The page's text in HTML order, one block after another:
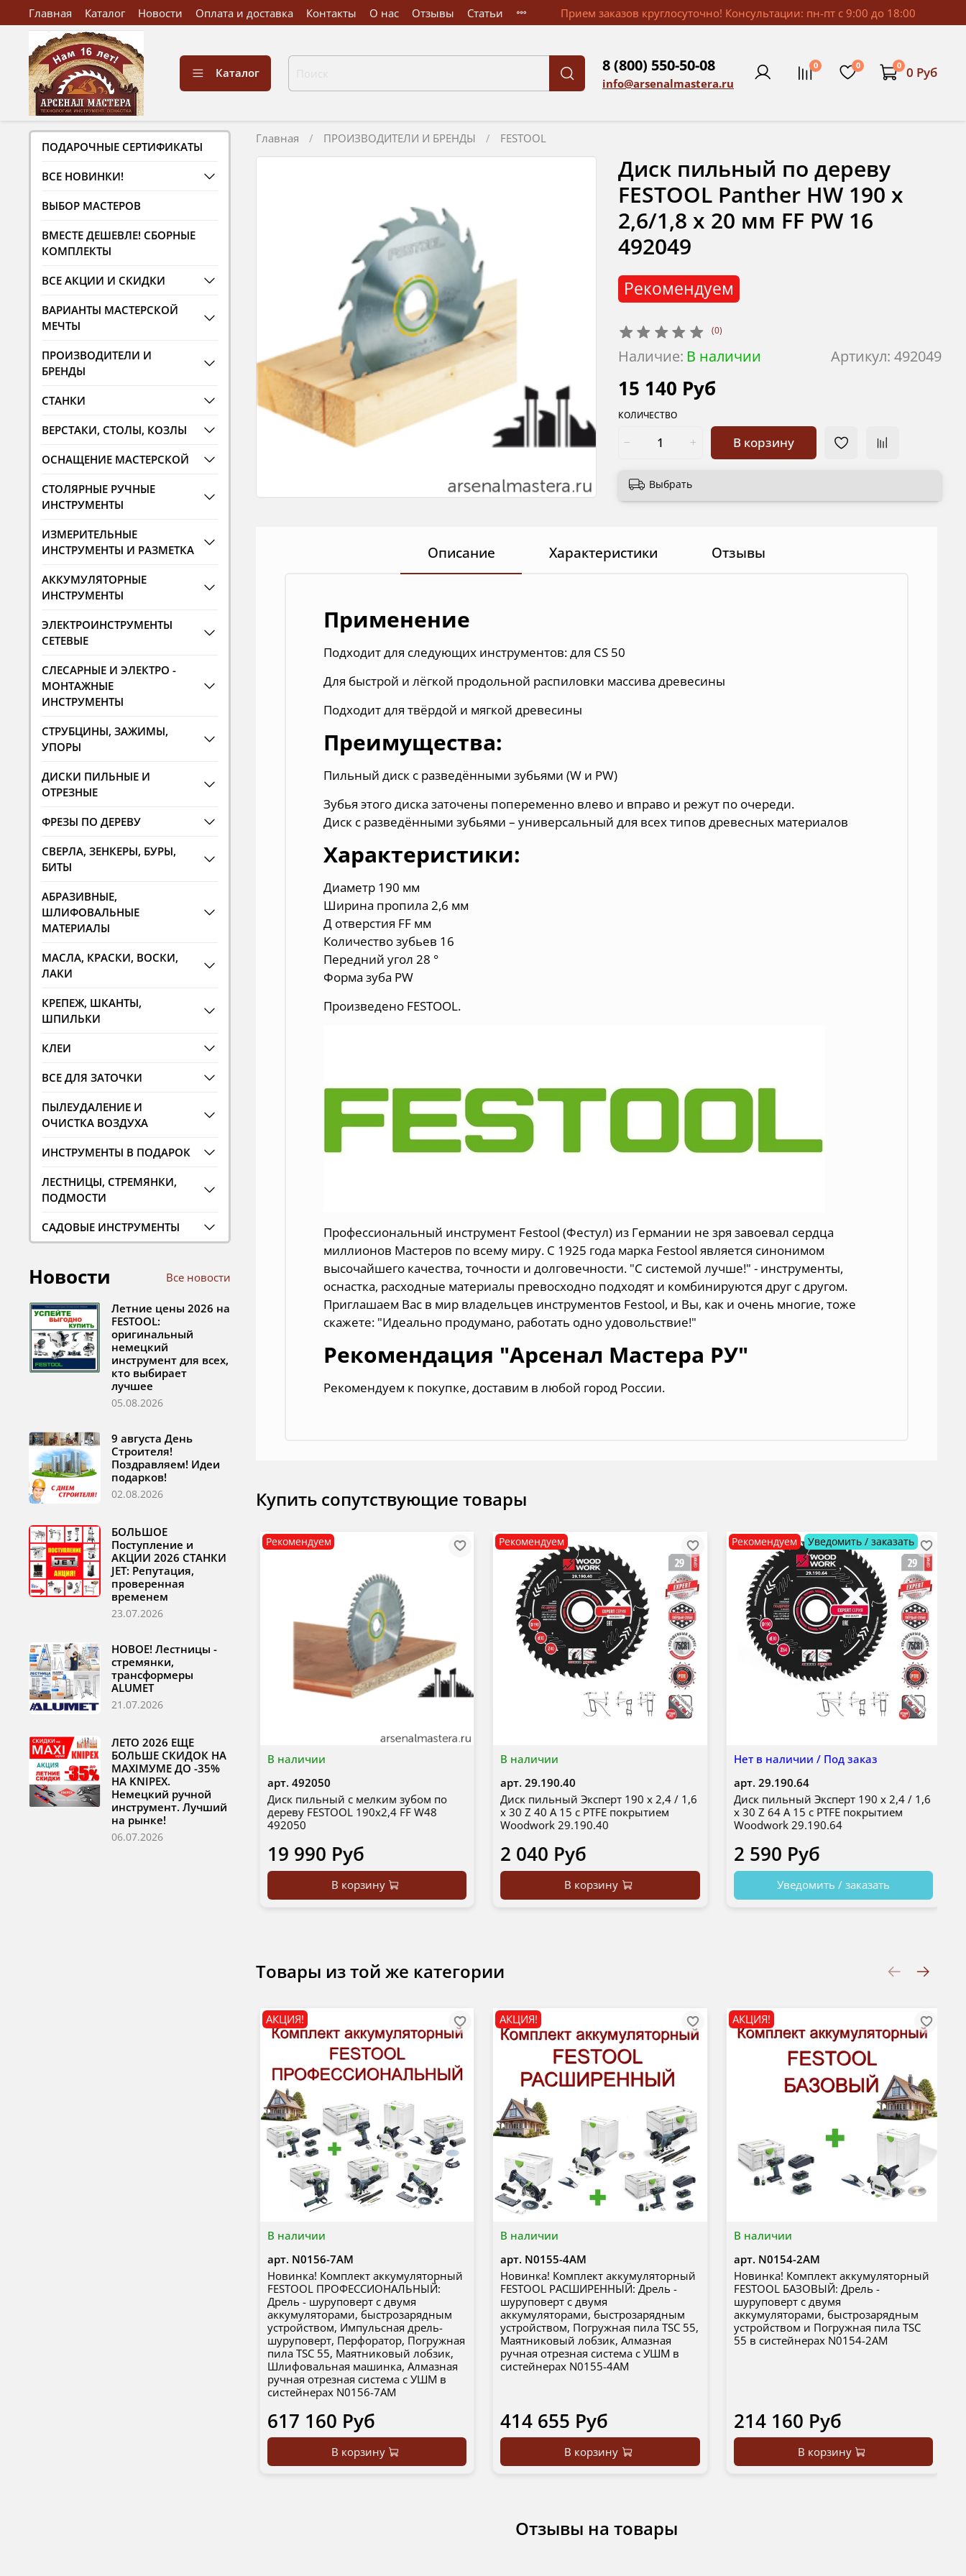
Главная Каталог Новости Оплата и доставка Контакты О нас Отзывы Статьи Прием заказов круглосуточно! Консультации: пн-пт с 9:00 до 18:00
Каталог 8 (800) 550-50-08
info@arsenalmastera.ru
0 0 0 0 Руб
Главная ПРОИЗВОДИТЕЛИ И БРЕНДЫ FESTOOL
(0)
Артикул: 492049
Наличие: В наличии
Рекомендуем
Диск пильный по дереву
FESTOOL Panther HW 190 x
2,6/1,8 x 20 мм FF PW 16
492049
15 140 Руб
КОЛИЧЕСТВО
В корзину
Выбрать
Описание Характеристики Отзывы
Применение
Подходит для следующих инструментов: для CS 50
Для быстрой и лёгкой продольной распиловки массива древесины
Подходит для твёрдой и мягкой древесины
Преимущества:
Пильный диск с разведёнными зубьями (W и PW)
Зубья этого диска заточены попеременно влево и вправо и режут по очереди.
Диск с разведёнными зубьями – универсальный для всех типов древесных материалов
Характеристики:
Диаметр 190 мм
Ширина пропила 2,6 мм
Д отверстия FF мм
Количество зубьев 16
Передний угол 28 °
Форма зуба PW
Произведено FESTOOL.
Профессиональный инструмент Festool (Фестул) из Германии не зря завоевал сердца
миллионов Мастеров по всему миру. С 1925 года марка Festool является синонимом
высочайшего качества, точности и долговечности. "С системой лучше!" - инструменты,
оснастка, расходные материалы превосходно подходят и комбинируются друг с другом.
Приглашаем Вас в мир владельцев инструментов Festool, и Вы, как и очень многие, тоже
скажете: "Идеально продумано, работать одно удовольствие!"
Рекомендация "Арсенал Мастера РУ"
Рекомендуем к покупке, доставим в любой город России.
Купить сопутствующие товары
В наличии
Рекомендуем
арт. 492050
Диск пильный с мелким зубом по
дереву FESTOOL 190x2,4 FF W48
492050
19 990 Руб
В корзину
В наличии
Рекомендуем
арт.29.190.40
Диск пильный Эксперт 190 x 2,4 / 1,6
x 30 Z 40 A 15 с PTFE покрытием
Woodwork 29.190.40
2 040 Руб
В корзину
Нет в наличии / Под заказ
Рекомендуем Уведомить / заказать
арт. 29.190.64
Диск пильный Эксперт 190 x 2,4 / 1,6
x 30 Z 64 A 15 с PTFE покрытием
Woodwork 29.190.64
2 590 Руб
Уведомить / заказать
Товары из той же категории
В наличии
АКЦИЯ!
арт. N0156-7AM
Новинка! Комплект аккумуляторный
FESTOOL ПРОФЕССИОНАЛЬНЫЙ:
Дрель - шуруповерт с двумя
аккумуляторами, быстрозарядным
устройством, Импульсная дрель-
шуруповерт, Перфоратор, Погружная
пила TSC 55, Маятниковый лобзик,
Шлифовальная машинка, Алмазная
ручная отрезная система с УШМ в
систейнерах N0156-7AM
617 160 Руб
В корзину
В наличии
АКЦИЯ!
арт. N0155-4AM
Новинка! Комплект аккумуляторный
FESTOOL РАСШИРЕННЫЙ: Дрель -
шуруповерт с двумя
аккумуляторами, быстрозарядным
устройством, Погружная пила TSC 55,
Маятниковый лобзик, Алмазная
ручная отрезная система с УШМ в
систейнерах N0155-4AM
414 655 Руб
В корзину
В наличии
АКЦИЯ!
арт. N0154-2AM
Новинка! Комплект аккумуляторный
FESTOOL БАЗОВЫЙ: Дрель -
шуруповерт с двумя
аккумуляторами, быстрозарядным
устройством и Погружная пила TSC
55 в систейнерах N0154-2AM
214 160 Руб
В корзину
Отзывы на товары
ПОДАРОЧНЫЕ СЕРТИФИКАТЫ
ВСЕ НОВИНКИ!
ВЫБОР МАСТЕРОВ
ВМЕСТЕ ДЕШЕВЛЕ! СБОРНЫЕ
КОМПЛЕКТЫ
ВСЕ АКЦИИ И СКИДКИ
ВАРИАНТЫ МАСТЕРСКОЙ
МЕЧТЫ
ПРОИЗВОДИТЕЛИ И
БРЕНДЫ
СТАНКИ
ВЕРСТАКИ, СТОЛЫ, КОЗЛЫ
ОСНАЩЕНИЕ МАСТЕРСКОЙ
СТОЛЯРНЫЕ РУЧНЫЕ
ИНСТРУМЕНТЫ
ИЗМЕРИТЕЛЬНЫЕ
ИНСТРУМЕНТЫ И РАЗМЕТКА
АККУМУЛЯТОРНЫЕ
ИНСТРУМЕНТЫ
ЭЛЕКТРОИНСТРУМЕНТЫ
СЕТЕВЫЕ
СЛЕСАРНЫЕ И ЭЛЕКТРО -
МОНТАЖНЫЕ
ИНСТРУМЕНТЫ
СТРУБЦИНЫ, ЗАЖИМЫ,
УПОРЫ
ДИСКИ ПИЛЬНЫЕ И
ОТРЕЗНЫЕ
ФРЕЗЫ ПО ДЕРЕВУ
СВЕРЛА, ЗЕНКЕРЫ, БУРЫ,
БИТЫ
АБРАЗИВНЫЕ,
ШЛИФОВАЛЬНЫЕ
МАТЕРИАЛЫ
МАСЛА, КРАСКИ, ВОСКИ,
ЛАКИ
КРЕПЕЖ, ШКАНТЫ,
ШПИЛЬКИ
КЛЕИ
ВСЕ ДЛЯ ЗАТОЧКИ
ПЫЛЕУДАЛЕНИЕ И
ОЧИСТКА ВОЗДУХА
ИНСТРУМЕНТЫ В ПОДАРОК
ЛЕСТНИЦЫ, СТРЕМЯНКИ,
ПОДМОСТИ
САДОВЫЕ ИНСТРУМЕНТЫ
Новости Все новости
Летние цены 2026 на
FESTOOL:
оригинальный
немецкий
инструмент для всех,
кто выбирает
лучшее
05.08.2026
9 августа День
Строителя!
Поздравляем! Идеи
подарков!
02.08.2026
БОЛЬШОЕ
Поступление и
АКЦИИ 2026 СТАНКИ
JET: Репутация,
проверенная
временем
23.07.2026
НОВОЕ! Лестницы -
стремянки,
трансформеры
ALUMET
21.07.2026
ЛЕТО 2026 ЕЩЕ
БОЛЬШЕ СКИДОК НА
MAXIМУМЕ ДО -35%
НА KNIPEX.
Немецкий ручной
инструмент. Лучший
на рынке!
06.07.2026